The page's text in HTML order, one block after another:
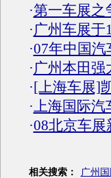
·第一车展之
·广州车展于
·07年中国
·广州本田强
·[上海车展]
·上海国际汽
·08北京车展
相关搜索： 广州